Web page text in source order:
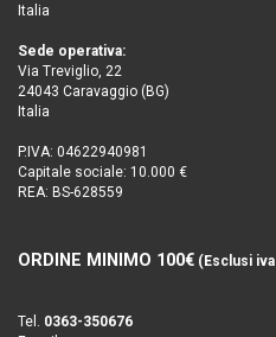
Italia
Sede operativa:
Via Treviglio, 22
24043 Caravaggio (BG)
Italia
P.IVA: 04622940981
Capitale sociale: 10.000 €
REA: BS-628559
ORDINE MINIMO 100€ (Esclusi
Tel. 0363-350676